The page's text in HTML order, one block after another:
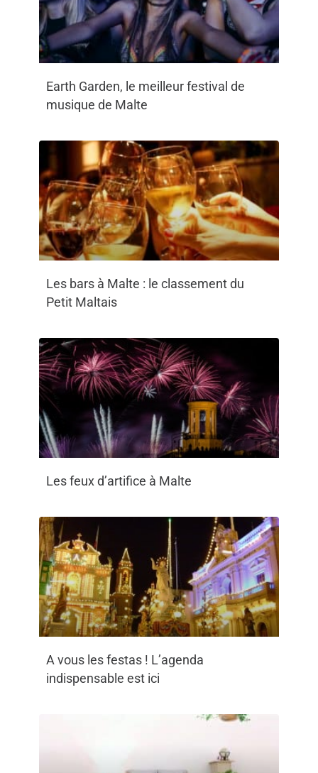
Earth Garden, le meilleur festival de
musique de Malte
Les bars à Malte : le classement du
Petit Maltais
Les feux d’artifice à Malte
A vous les festas ! L’agenda
indispensable est ici